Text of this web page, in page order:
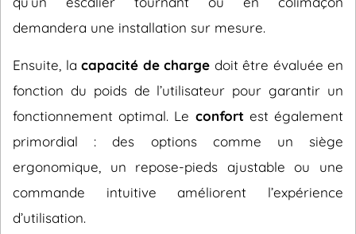
demandera une installation sur mesure.
Ensuite, la capacité de charge doit être évaluée en
fonction du poids de l’utilisateur pour garantir un
fonctionnement optimal. Le confort est également
primordial : des options comme un siège
ergonomique, un repose-pieds ajustable ou une
commande intuitive améliorent l’expérience
d’utilisation.